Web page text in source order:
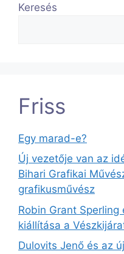
Keresés
Friss
Egy marad-e?
Új vezetője van az
Bihari Grafikai
grafikusművész
Robin Grant
kiállítása a
Dulovits Jenő és az